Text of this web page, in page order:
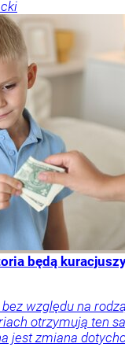
będą
względu na
otrzymują ten
jest zmiana